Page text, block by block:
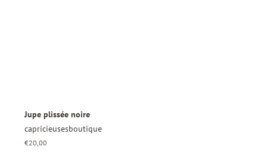
Jupe plissée noire
capricieusesboutique
Prix
€20,00